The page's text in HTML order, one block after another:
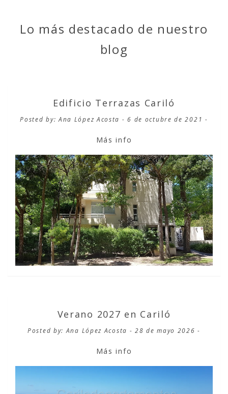
Lo más destacado de nuestro
blog
Edificio Terrazas Cariló
Posted by: Ana López Acosta - 6 de octubre de 2021 -
Más info
Verano 2027 en Cariló
Posted by: Ana López Acosta - 28 de mayo 2026 -
Más info